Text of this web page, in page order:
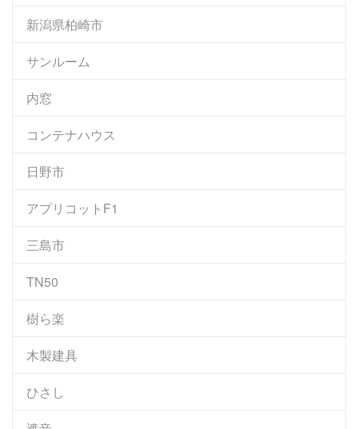
新潟県柏崎市
サンルーム
内窓
コンテナハウス
日野市
アプリコットF1
三島市
TN50
樹ら楽
木製建具
ひさし